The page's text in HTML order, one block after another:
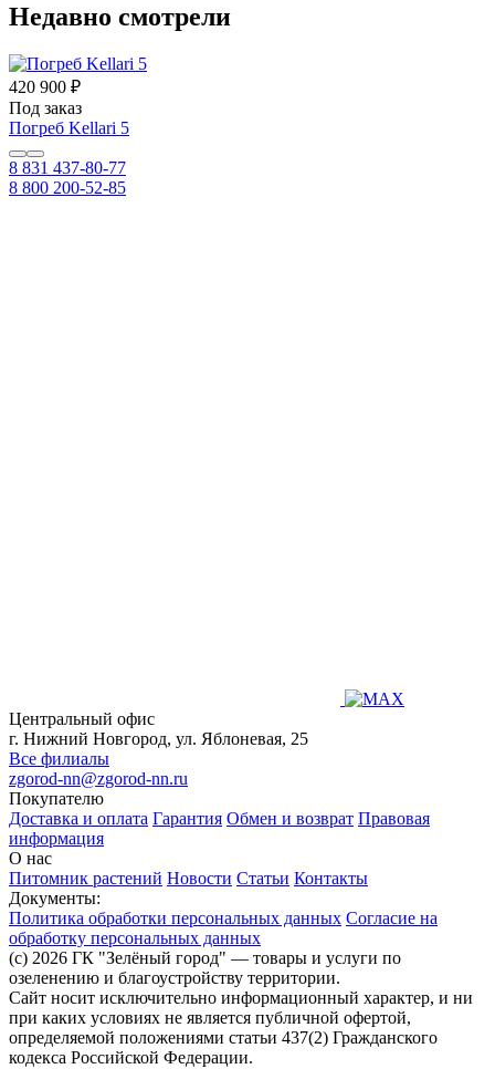
Недавно смотрели
420 900 ₽
Под заказ
Погреб Kellari 5
8 831 437-80-77
8 800 200-52-85
Центральный офис
г. Нижний Новгород, ул. Яблоневая, 25
Все филиалы
zgorod-nn@zgorod-nn.ru
Покупателю
Доставка и оплата Гарантия Обмен и возврат Правовая
информация
О нас
Питомник растений Новости Статьи Контакты
Документы:
Политика обработки персональных данных Согласие на
обработку персональных данных
(c) 2026 ГК "Зелёный город" — товары и услуги по
озеленению и благоустройству территории.
Сайт носит исключительно информационный характер, и ни
при каких условиях не является публичной офертой,
определяемой положениями статьи 437(2) Гражданского
кодекса Российской Федерации.